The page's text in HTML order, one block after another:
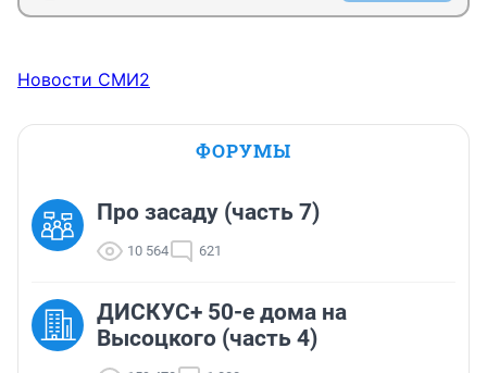
Новости СМИ2
ФОРУМЫ
Про засаду (часть 7)
10 564 621
ДИСКУС+ 50-е дома на
Высоцкого (часть 4)